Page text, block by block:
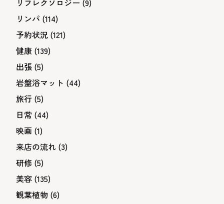
リフレクソロジー (9)
リンパ (114)
予約状況 (121)
健康 (139)
出張 (5)
岩盤浴マット (44)
旅行 (5)
日常 (44)
映画 (1)
来店の流れ (3)
研修 (5)
美容 (135)
観葉植物 (6)